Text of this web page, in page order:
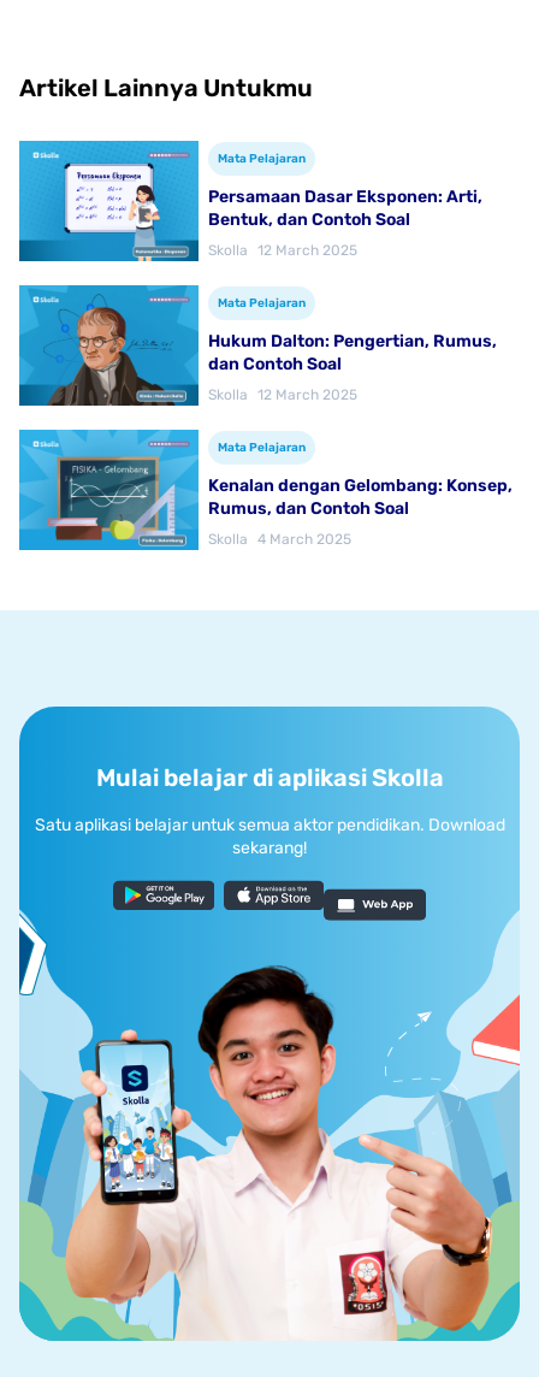
Artikel Lainnya Untukmu
Mata Pelajaran
Persamaan Dasar Eksponen: Arti,
Bentuk, dan Contoh Soal
Skolla 12 March 2025
Mata Pelajaran
Hukum Dalton: Pengertian, Rumus,
dan Contoh Soal
Skolla 12 March 2025
Mata Pelajaran
Kenalan dengan Gelombang: Konsep,
Rumus, dan Contoh Soal
Skolla 4 March 2025
Mulai belajar di aplikasi Skolla
Satu aplikasi belajar untuk semua aktor pendidikan. Download
sekarang!